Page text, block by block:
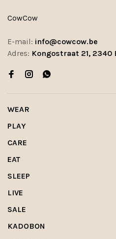
CowCow
E-mail: info@cowcow.be
Adres: Kongostraat 21, 2340
WEAR
PLAY
CARE
EAT
SLEEP
LIVE
SALE
KADOBON